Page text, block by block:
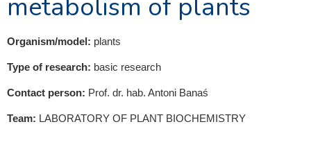
metabolism of plants
Organism/model: plants
Type of research: basic research
Contact person: Prof. dr. hab. Antoni Banaś
Team: LABORATORY OF PLANT BIOCHEMISTRY